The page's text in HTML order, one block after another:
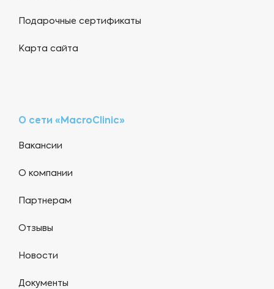
Подарочные сертификаты
Карта сайта
О сети «MacroClinic»
Вакансии
О компании
Партнерам
Отзывы
Новости
Документы